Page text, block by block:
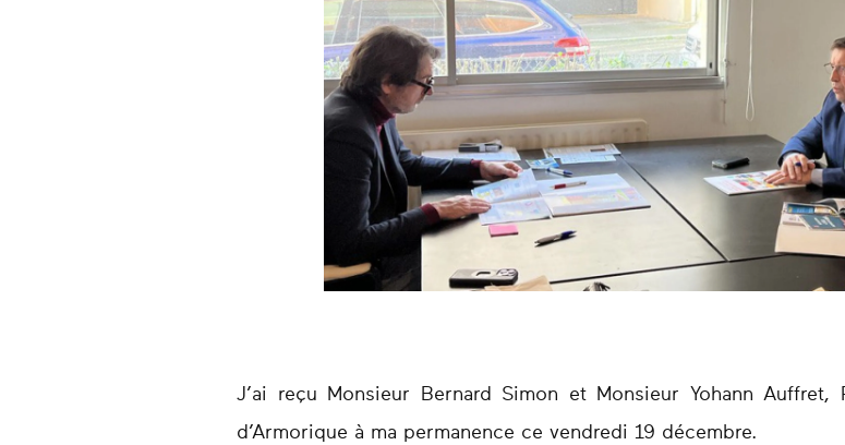
J’ai reçu Monsieur Bernard Simon et Monsieur Yohann
d’Armorique à ma permanence ce vendredi 19 décembre.